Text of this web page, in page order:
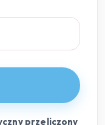
przeliczony